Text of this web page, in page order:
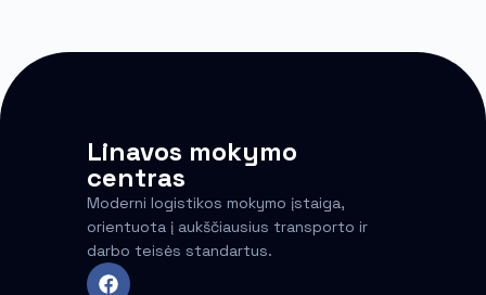
Linavos mokymo
centras
Moderni logistikos mokymo įstaiga,
orientuota į aukščiausius transporto ir
darbo teisės standartus.